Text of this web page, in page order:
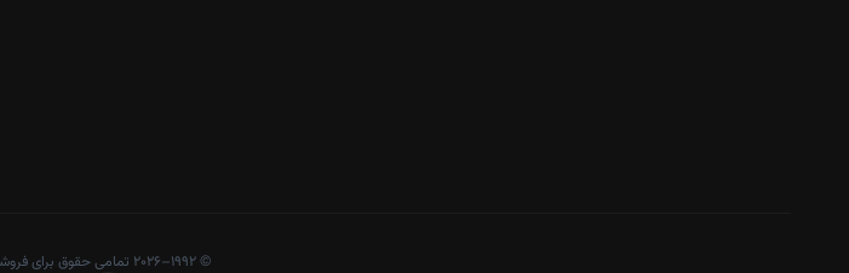
© ۱۹۹۲–۲۰۲۶ تمامی حقوق برای فروشگاه آندلس محفوظ است.